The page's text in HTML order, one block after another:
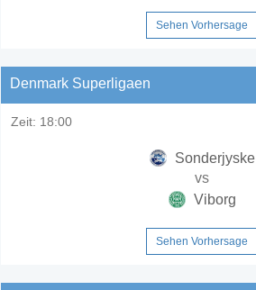
Sehen Vorhersage
Denmark Superligaen
Zeit: 18:00
Sonderjyske
vs
Viborg
Sehen Vorhersage